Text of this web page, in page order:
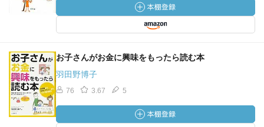
お子さんがお金に興味をもったら読む本
羽田野博子
76 3.67 5